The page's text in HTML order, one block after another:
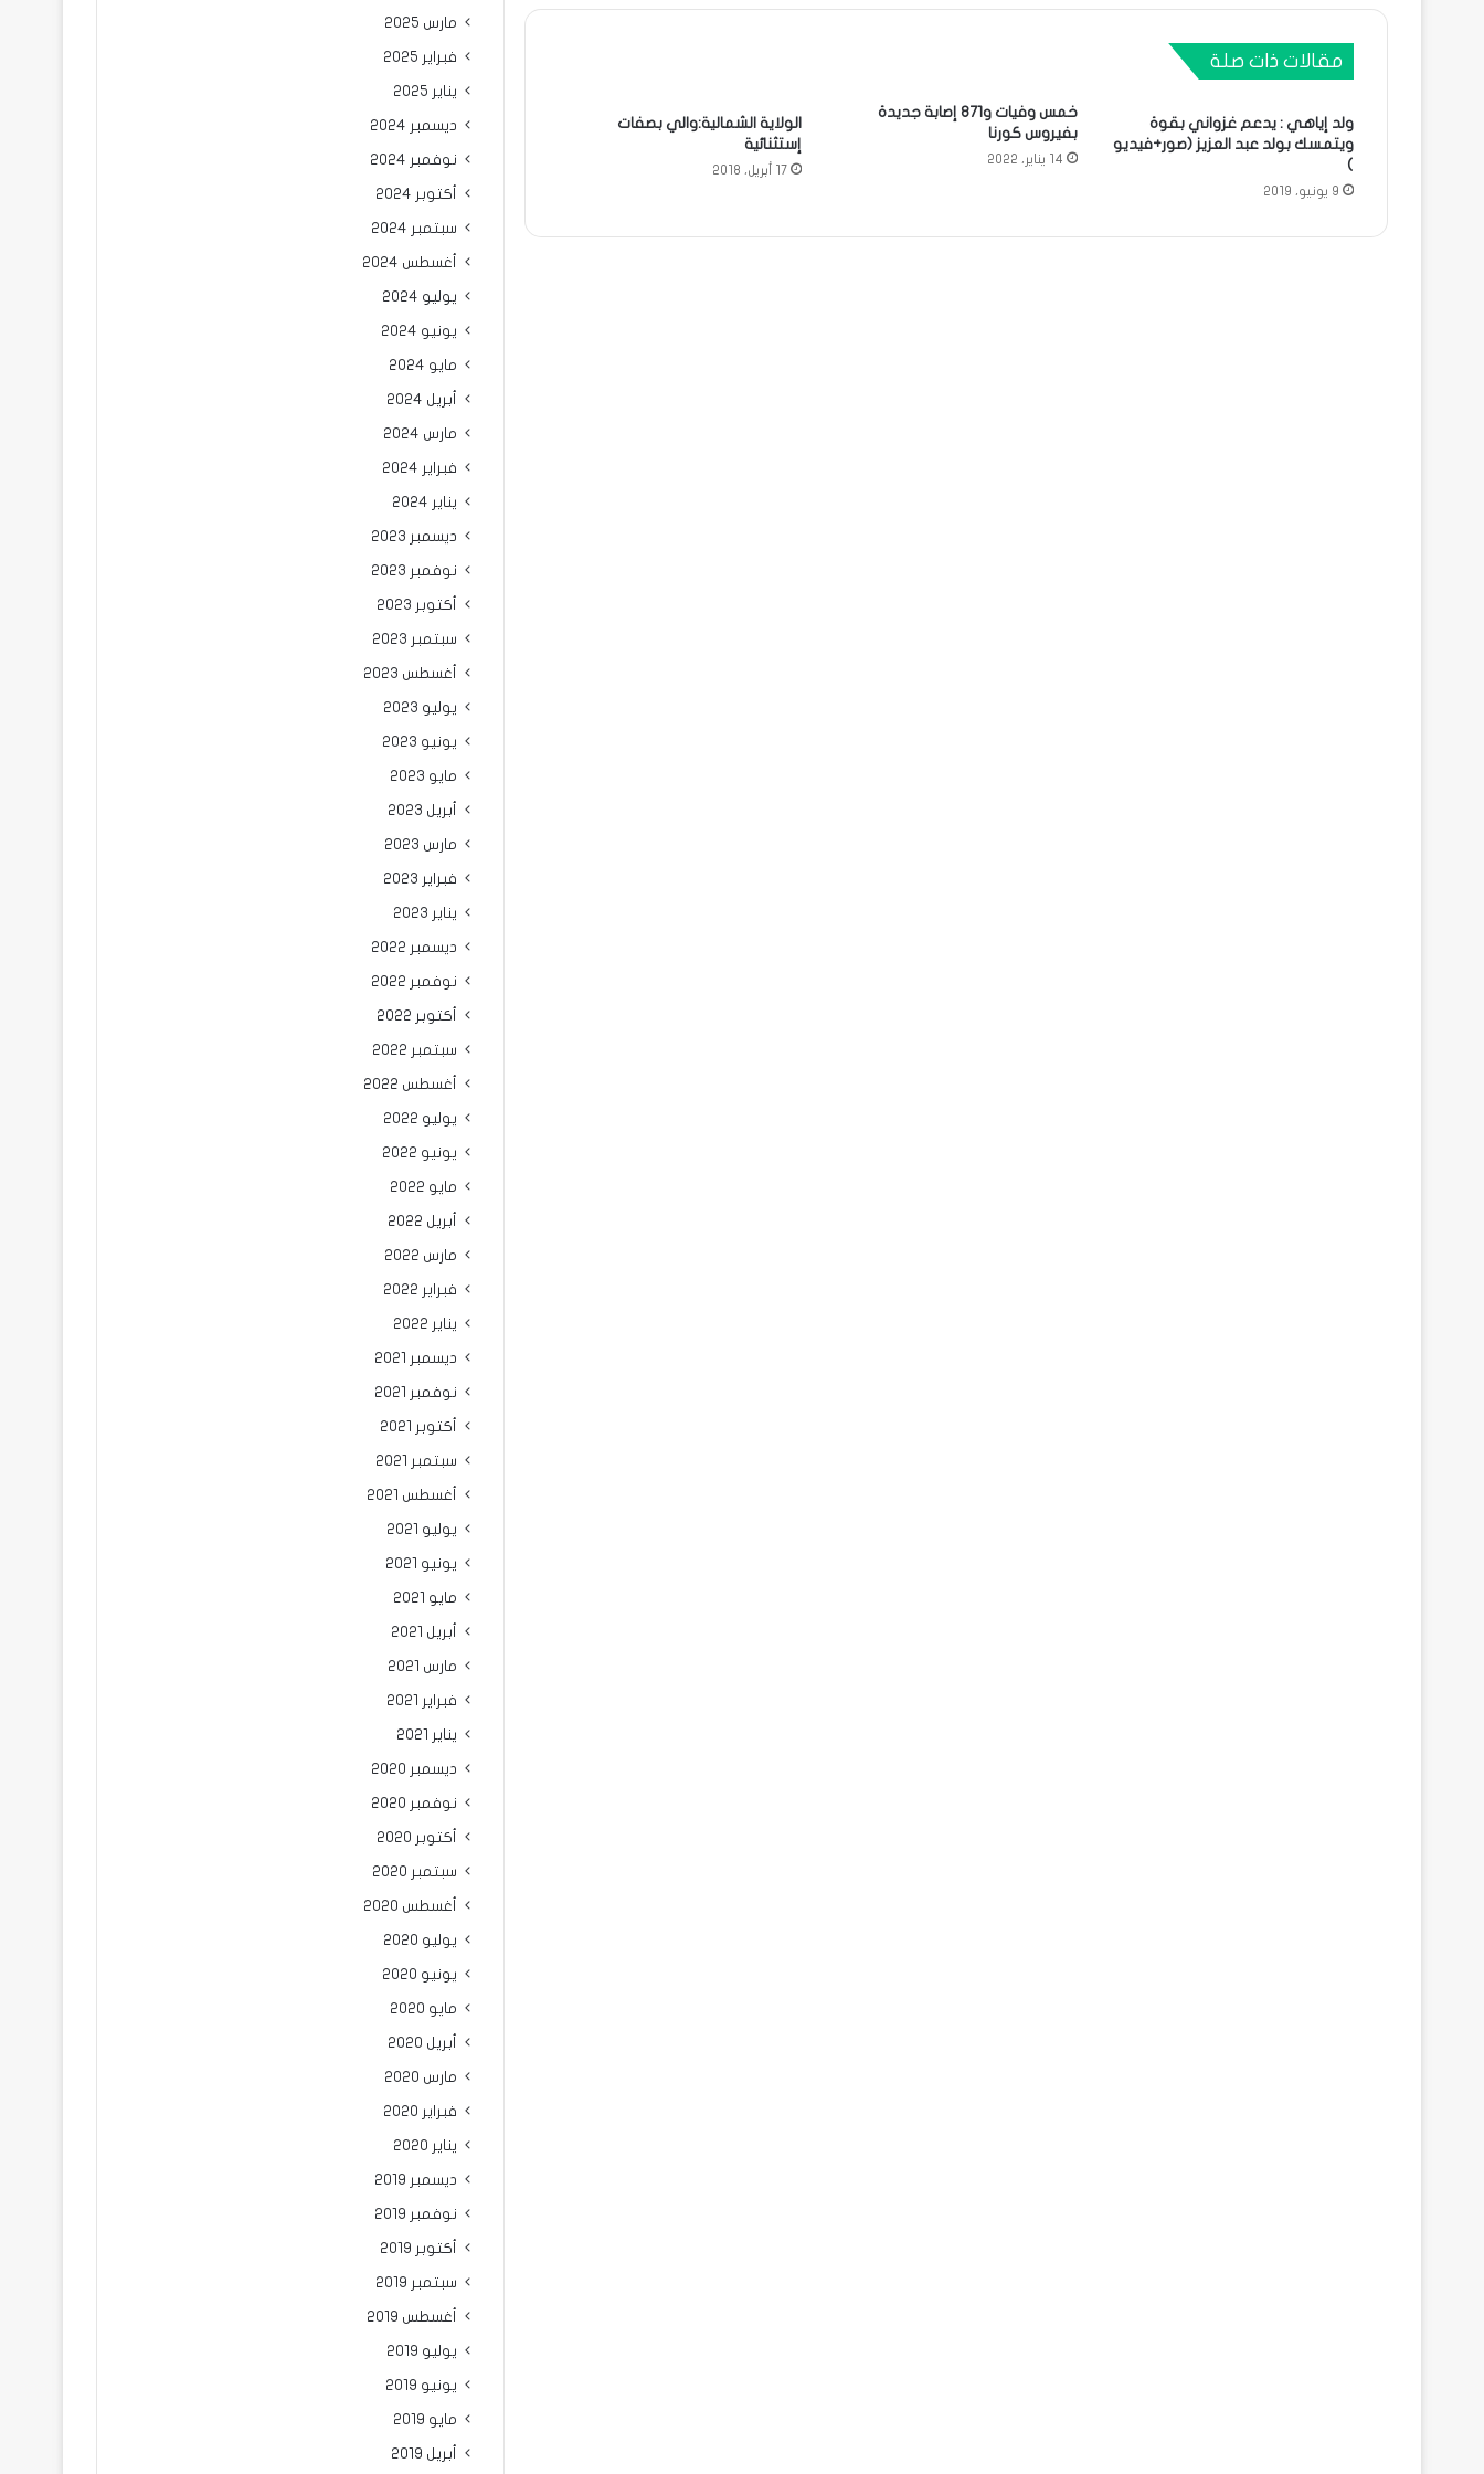
مقالات ذات صلة
ولد إياهي : يدعم غزواني بقوة
ويتمسك بولد عبد العزيز (صور+فيديو
)
9 يونيو، 2019
خمس وفيات و871 إصابة جديدة
بفيروس كورنا
14 يناير، 2022
الولاية الشمالية:والي بصفات
إستثنائية
17 أبريل، 2018
مارس 2025
فبراير 2025
يناير 2025
ديسمبر 2024
نوفمبر 2024
أكتوبر 2024
سبتمبر 2024
أغسطس 2024
يوليو 2024
يونيو 2024
مايو 2024
أبريل 2024
مارس 2024
فبراير 2024
يناير 2024
ديسمبر 2023
نوفمبر 2023
أكتوبر 2023
سبتمبر 2023
أغسطس 2023
يوليو 2023
يونيو 2023
مايو 2023
أبريل 2023
مارس 2023
فبراير 2023
يناير 2023
ديسمبر 2022
نوفمبر 2022
أكتوبر 2022
سبتمبر 2022
أغسطس 2022
يوليو 2022
يونيو 2022
مايو 2022
أبريل 2022
مارس 2022
فبراير 2022
يناير 2022
ديسمبر 2021
نوفمبر 2021
أكتوبر 2021
سبتمبر 2021
أغسطس 2021
يوليو 2021
يونيو 2021
مايو 2021
أبريل 2021
مارس 2021
فبراير 2021
يناير 2021
ديسمبر 2020
نوفمبر 2020
أكتوبر 2020
سبتمبر 2020
أغسطس 2020
يوليو 2020
يونيو 2020
مايو 2020
أبريل 2020
مارس 2020
فبراير 2020
يناير 2020
ديسمبر 2019
نوفمبر 2019
أكتوبر 2019
سبتمبر 2019
أغسطس 2019
يوليو 2019
يونيو 2019
مايو 2019
أبريل 2019